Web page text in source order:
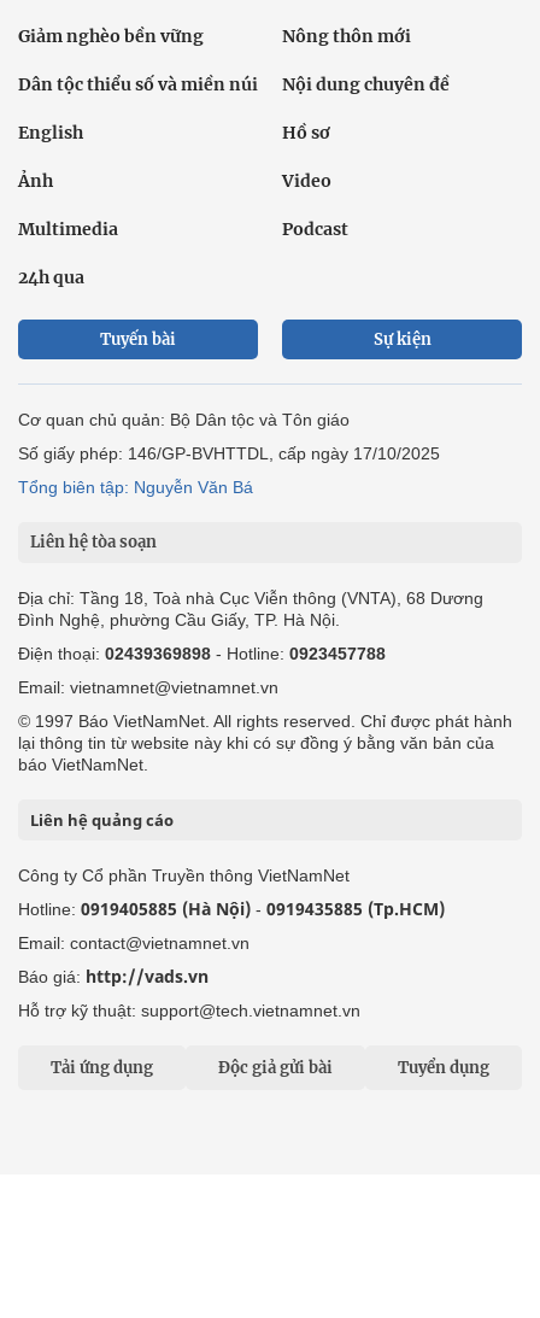
Giảm nghèo bền vững Nông thôn mới
Dân tộc thiểu số và miền núi Nội dung chuyên đề
English Hồ sơ
Ảnh Video
Multimedia Podcast
24h qua
Tuyến bài Sự kiện
Cơ quan chủ quản: Bộ Dân tộc và Tôn giáo
Số giấy phép: 146/GP-BVHTTDL, cấp ngày 17/10/2025
Tổng biên tập: Nguyễn Văn Bá
Liên hệ tòa soạn
Địa chỉ: Tầng 18, Toà nhà Cục Viễn thông (VNTA), 68 Dương
Đình Nghệ, phường Cầu Giấy, TP. Hà Nội.
Điện thoại: 02439369898 - Hotline: 0923457788
Email: vietnamnet@vietnamnet.vn
© 1997 Báo VietNamNet. All rights reserved. Chỉ được phát hành
lại thông tin từ website này khi có sự đồng ý bằng văn bản của
báo VietNamNet.
Liên hệ quảng cáo
Công ty Cổ phần Truyền thông VietNamNet
Hotline: 0919405885 (Hà Nội) - 0919435885 (Tp.HCM)
Email: contact@vietnamnet.vn
Báo giá: http://vads.vn
Hỗ trợ kỹ thuật: support@tech.vietnamnet.vn
Tải ứng dụng Độc giả gửi bài Tuyển dụng